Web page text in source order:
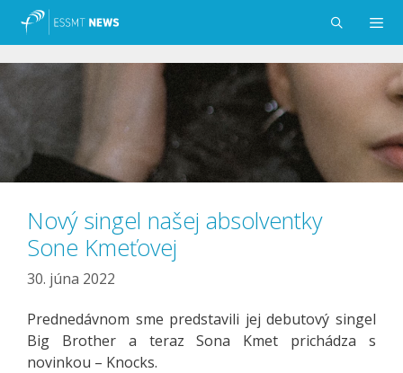
Preskočiť
Menu
Nový singel našej absolventky
Sone Kmeťovej
30. júna 2022
Prednedávnom sme predstavili jej debutový singel
Big Brother a teraz Sona Kmet prichádza s
novinkou – Knocks.